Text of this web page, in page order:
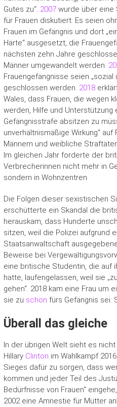
Gutes zu“. 2007wurde über eine
für Frauen diskutiert: Es seien
Frauen im Gefängnis und dort
Härte“ ausgesetzt, die
nächsten zehn Jahre
Männer umgewandelt werden.
Frauengefängnisse seien
geschlossen werden. 2018
Wales, dass Frauen, die wegen
werden, Hilfe und Unterstützung
Gefängnisstrafe absitzen zu
unverhältnismäßige Wirkung“
Männern und weibliche
Im gleichen Jahr forderte der
Verbrecherinnen nicht mehr in
sondern in Wohnzentren.
Die Folgen dieser sexistischen
erschütterte ein Skandal die
herauskam, dass Hunderte
sitzen, weil die Polizei aufgrund
Staatsanwaltschaft
Beweise bei
eine britische Studentin, die auf
hatte, laufengelassen, weil sie „zu
gehen“. 2018 kam eine Frau um
sie zu schön fürs Gefängnis sei:
Überall das gleiche
In der übrigen Welt sieht es
Hillary Clinton im Wahlkampf
Sieges dafür zu sorgen, dass
kommen und jeder Teil des
Bedürfnisse von Frauen“
2002 eine Amnestie für Mütter